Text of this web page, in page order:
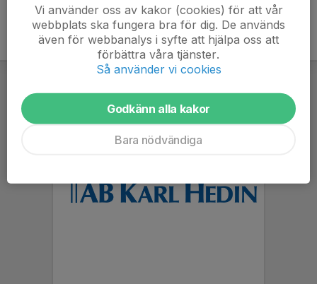
Vi använder oss av kakor (cookies) för att vår
webbplats ska fungera bra för dig. De används
även för webbanalys i syfte att hjälpa oss att
förbättra våra tjänster.
Så använder vi cookies
Godkänn alla kakor
Bara nödvändiga